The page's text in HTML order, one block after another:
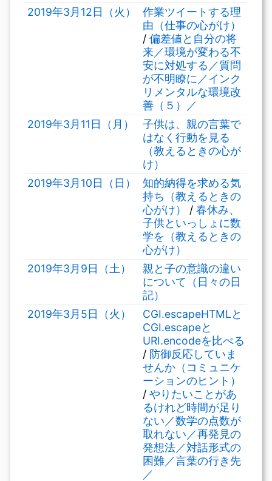
2019年3月12日（火）
作業ツイートする理
由（仕事の心がけ）
/ 偏差値と自分の将
来／環境が変わる不
安に対処する／質問
が不明瞭に／インク
リメンタルな環境改
善（５）／
2019年3月11日（月）
子供は、親の言葉で
はなく行動を見る
（教えるときの心が
け）
2019年3月10日（日）
知的納得を求める気
持ち（教えるときの
心がけ）
/ 春休み、
子供といっしょに数
学を（教えるときの
心がけ）
2019年3月9日（土）
親と子の意識の違い
について（日々の日
記）
2019年3月5日（火）
CGI.escapeHTMLと
CGI.escapeと
URI.encodeを比べる
/ 防御反応していま
せんか（コミュニケ
ーションのヒント）
/ やりたいことがあ
るけれど時間が足り
ない／数学の点数が
取れない／再発見の
発想法／対話形式の
困難／言葉の行き先
／